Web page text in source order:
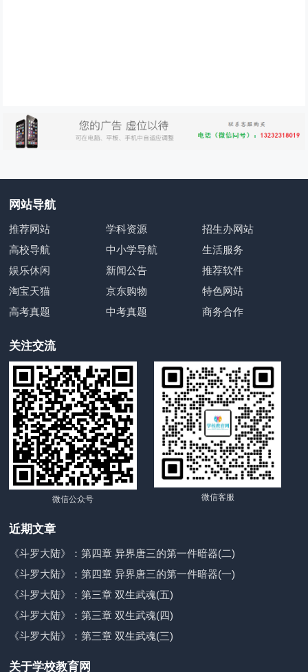
网站导航
推荐网站 学科资源
招生办网站
高校导航
中小学导航
生活服务
娱乐休闲
新闻公告
推荐软件
淘宝天猫
京东购物
特色网站
高考真题
中考真题 商务合作
关注交流
微信公众号 微信客服
近期文章
《斗罗大陆》：第四章 异界唐三的第一件暗器(二)
《斗罗大陆》：第四章 异界唐三的第一件暗器(一)
《斗罗大陆》：第三章 双生武魂(五)
《斗罗大陆》：第三章 双生武魂(四)
《斗罗大陆》：第三章 双生武魂(三)
关于学校教育网